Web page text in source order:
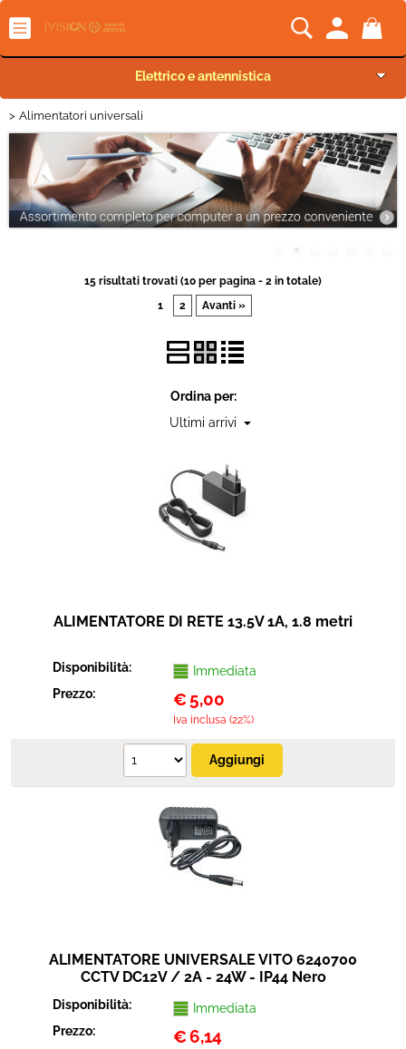
Categoria: Elettrico e antennistica
Settore
Marca
Audio Pro e Lighting
Audio home e HiFi
TV e Video
Telefonia
Informatica e gaming
Sicurezza e automazione
Cavi connettori adattatori
Elettrico e antennistica
Alimentatori universali
15 risultati trovati (10 per pagina - 2 in totale)
1
2 Avanti »
Ordina per:
ALIMENTATORE DI RETE 13.5V 1A, 1.8 metri
Disponibilità:
Immediata
Prezzo:
€ 5,00
Iva inclusa (22%)
ALIMENTATORE UNIVERSALE VITO 6240700
CCTV DC12V / 2A - 24W - IP44 Nero
Disponibilità:
Immediata
Prezzo:
€6,14